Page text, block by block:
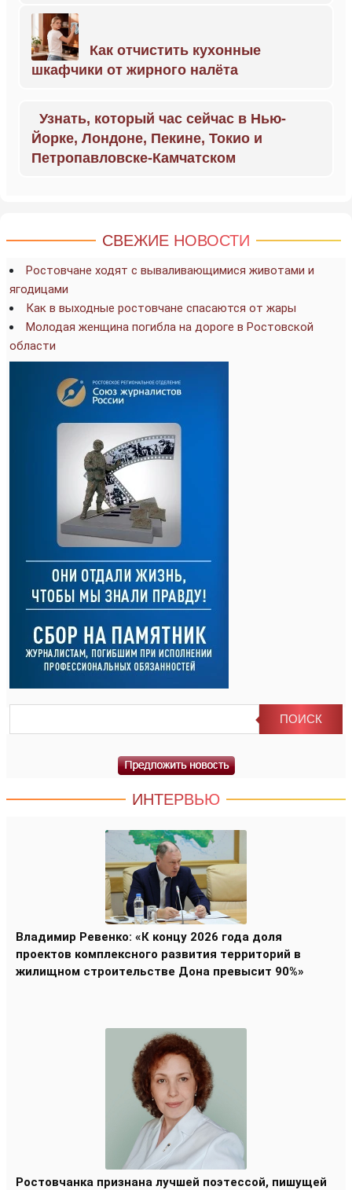
Как отчистить кухонные
шкафчики от жирного налёта
Узнать, который час сейчас в Нью-
Йорке, Лондоне, Пекине, Токио и
Петропавловске-Камчатском
СВЕЖИЕ НОВОСТИ
Ростовчане ходят с вываливающимися животами и
ягодицами
Как в выходные ростовчане спасаются от жары
Молодая женщина погибла на дороге в Ростовской
области
ИНТЕРВЬЮ
Владимир Ревенко: «К концу 2026 года доля
проектов комплексного развития территорий в
жилищном строительстве Дона превысит 90%»
Ростовчанка признана лучшей поэтессой, пишущей